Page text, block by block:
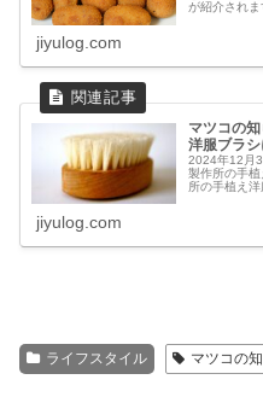
が紹介され
jiyulog.com
マツコの
洋服ブラシ
2024年12月
製作所の手
所の手植え
jiyulog.com
ライフスタイル マツコの